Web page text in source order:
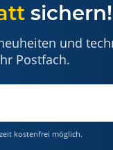
sichern!
und
Postfach.
kostenfrei möglich.